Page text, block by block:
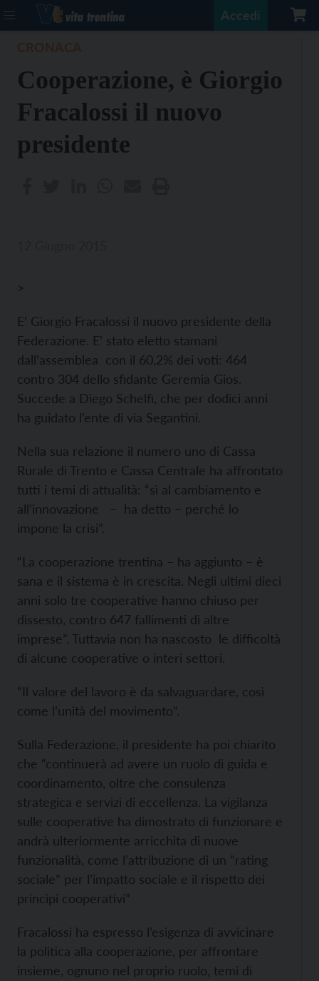
Accedi
Cooperazione, è Giorgio
Fracalossi il nuovo
presidente
>
E’ Giorgio Fracalossi il nuovo presidente della
Federazione. E’ stato eletto stamani
dall’assemblea con il 60,2% dei voti: 464
contro 304 dello sfidante Geremia Gios.
Succede a Diego Schelfi, che per dodici anni
ha guidato l’ente di via Segantini.
Nella sua relazione il numero uno di Cassa
Rurale di Trento e Cassa Centrale ha affrontato
tutti i temi di attualità: “sì al cambiamento e
all’innovazione – ha detto – perché lo
impone la crisi”.
“La cooperazione trentina – ha aggiunto – è
sana e il sistema è in crescita. Negli ultimi dieci
anni solo tre cooperative hanno chiuso per
dissesto, contro 647 fallimenti di altre
imprese”. Tuttavia non ha nascosto le difficoltà
di alcune cooperative o interi settori.
“Il valore del lavoro è da salvaguardare, così
come l’unità del movimento”.
Sulla Federazione, il presidente ha poi chiarito
che “continuerà ad avere un ruolo di guida e
coordinamento, oltre che consulenza
strategica e servizi di eccellenza. La vigilanza
sulle cooperative ha dimostrato di funzionare e
andrà ulteriormente arricchita di nuove
funzionalità, come l’attribuzione di un “rating
sociale” per l’impatto sociale e il rispetto dei
principi cooperativi”
Fracalossi ha espresso l’esigenza di avvicinare
la politica alla cooperazione, per affrontare
insieme, ognuno nel proprio ruolo, temi di